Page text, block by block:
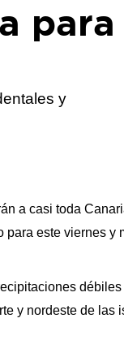
y
a casi toda
para este viernes y
y nordeste de las